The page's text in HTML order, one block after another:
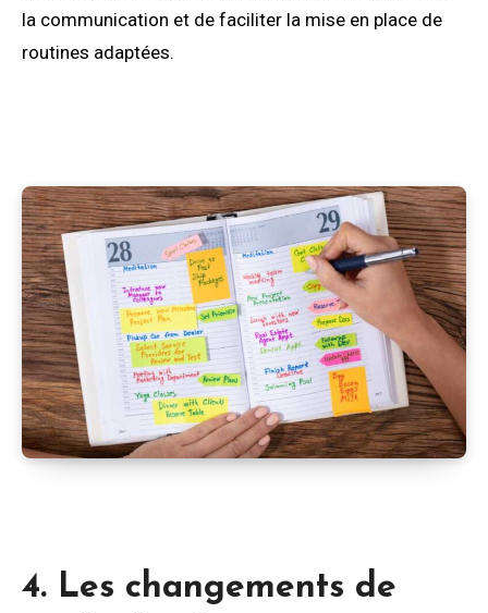
la communication et de faciliter la mise en place de
routines adaptées.
4. Les changements de